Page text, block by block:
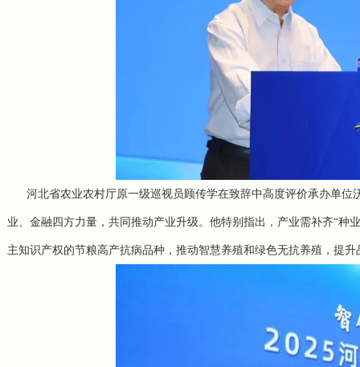
河北省农业农村厅原一级巡视员顾传学在致辞中高度评价承办单位
业、金融四方力量，共同推动产业升级。他特别指出，产业需补齐“
主知识产权的节粮高产抗病品种，推动智慧养殖和绿色无抗养殖，提升